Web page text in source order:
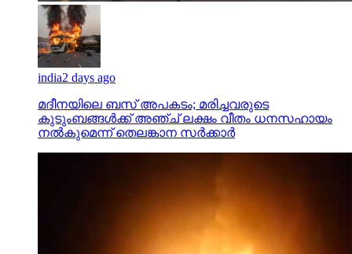
india2 days ago
മദീനയിലെ ബസ് അപകടം; മരിച്ചവരുടെ
കുടുംബങ്ങള്‍ക്ക് അഞ്ച് ലക്ഷം വീതം ധനസഹായം
നല്‍കുമെന്ന് തെലങ്കാന സര്‍ക്കാര്‍